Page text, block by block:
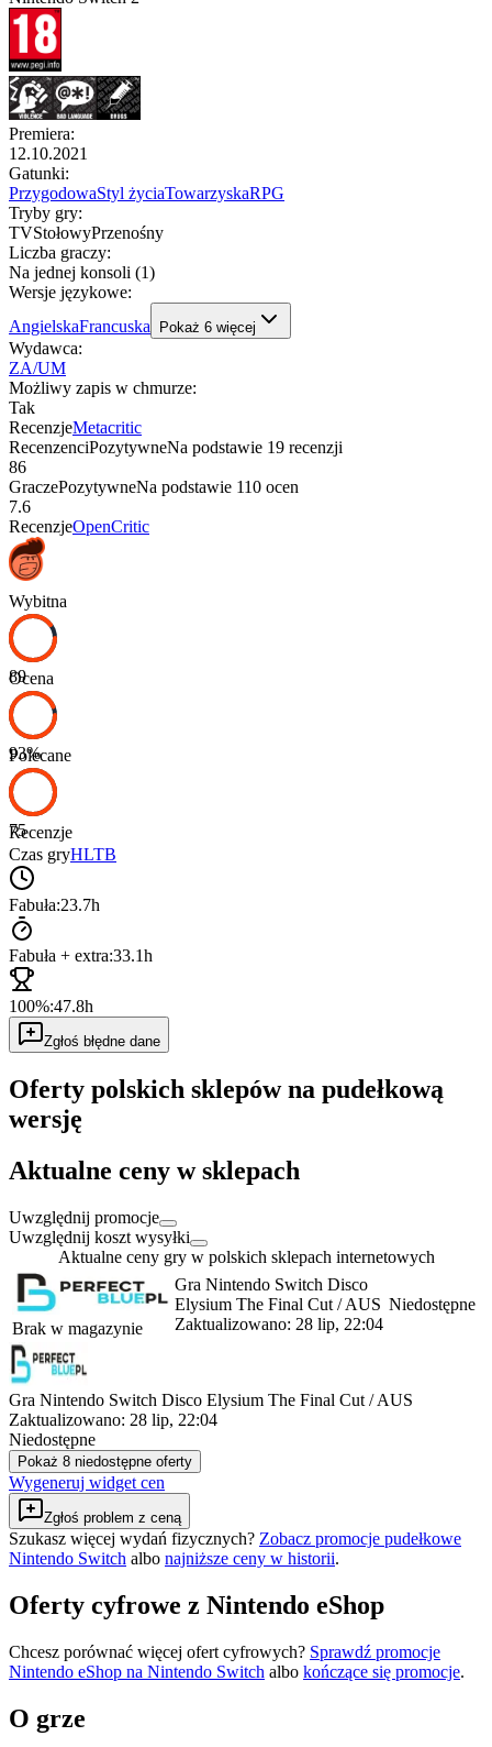
Premiera:
12.10.2021
Gatunki:
PrzygodowaStyl życiaTowarzyskaRPG
Tryby gry:
TVStołowyPrzenośny
Liczba graczy:
Na jednej konsoli (1)
Wersje językowe:
AngielskaFrancuska Pokaż 6 więcej
Wydawca:
ZA/UM
Możliwy zapis w chmurze:
Tak
RecenzjeMetacritic
RecenzenciPozytywneNa podstawie 19 recenzji
86
GraczePozytywneNa podstawie 110 ocen
7.6
RecenzjeOpenCritic
Wybitna
89
Ocena
93%
Polecane
75
Recenzje
Czas gryHLTB
Fabuła:23.7h
Fabuła + extra:33.1h
100%:47.8h
Zgłoś błędne dane
Oferty polskich sklepów na pudełkową
wersję
Aktualne ceny w sklepach
Uwzględnij promocje
Uwzględnij koszt wysyłki
Aktualne ceny gry w polskich sklepach internetowych
Brak w magazynie
Gra Nintendo Switch Disco
Elysium The Final Cut / AUS
Zaktualizowano: 28 lip, 22:04
Niedostępne
Gra Nintendo Switch Disco Elysium The Final Cut / AUS
Zaktualizowano: 28 lip, 22:04
Niedostępne
Pokaż 8 niedostępne oferty
Wygeneruj widget cen
Zgłoś problem z ceną
Szukasz więcej wydań fizycznych? Zobacz promocje pudełkowe
Nintendo Switch albo najniższe ceny w historii.
Oferty cyfrowe z Nintendo eShop
Chcesz porównać więcej ofert cyfrowych? Sprawdź promocje
Nintendo eShop na Nintendo Switch albo kończące się promocje.
O grze